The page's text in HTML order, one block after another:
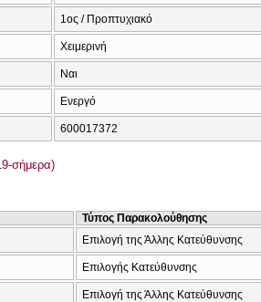
1ος / Προπτυχιακό
Χειμερινή
Ναι
Ενεργό
600017372
σήμερα)
Τύπος Παρακολούθησης
Επιλογή της Άλλης Κατεύθυνσης
Επιλογής Κατεύθυνσης
Επιλογή της Άλλης Κατεύθυνσης